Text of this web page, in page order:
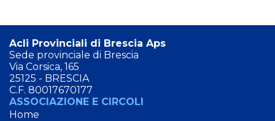
Acli Provinciali di Brescia Aps
Sede provinciale di Brescia
Via Corsica, 165
25125 - BRESCIA
C.F. 80017670177
ASSOCIAZIONE E CIRCOLI
Home